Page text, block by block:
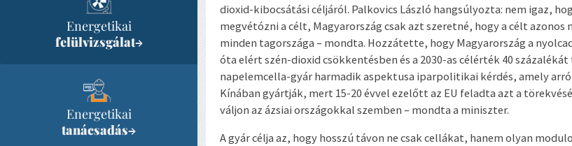
Energetikai
felülvizsgálat→
Energetikai
tanácsadás→
dioxid-kibocsátási céljáról. Palkovics László hangsúlyozta: nem igaz,
megvétózni a célt, Magyarország csak azt szeretné, hogy a célt azonos
minden tagországa – mondta. Hozzátette, hogy Magyarország a
óta elért szén-dioxid csökkentésben és a 2030-as célérték 40
napelemcella-gyár harmadik aspektusa iparpolitikai kérdés, amely
Kínában gyártják, mert 15-20 évvel ezelőtt az EU feladta azt a
váljon az ázsiai országokkal szemben – mondta a miniszter.
A gyár célja az, hogy hosszú távon ne csak cellákat, hanem olyan